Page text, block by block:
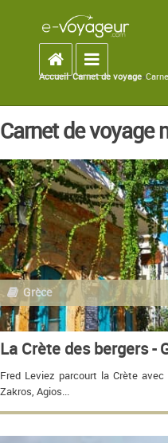
Accueil
Toggle
Accueil»Carnet de voyage»
Carnet de voyage
Grèce
La Crète des bergers -
Fred Leviez parcourt la Crète
Zakros, Agios...